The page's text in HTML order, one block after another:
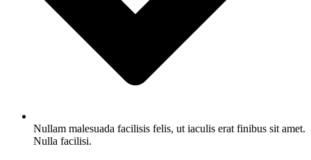
Nullam malesuada facilisis felis, ut iaculis erat finibus sit amet.
Nulla facilisi.